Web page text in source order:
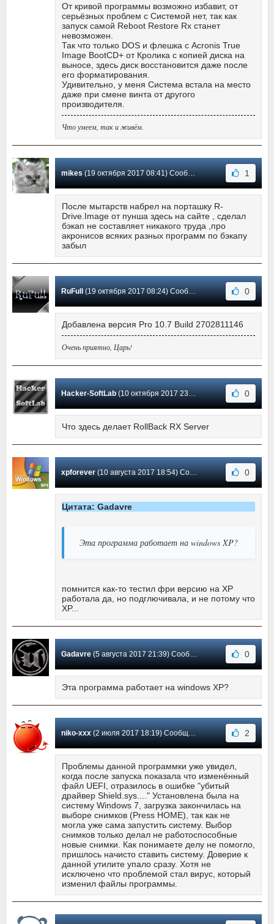
От кривой программы возможно избавит, от
серьёзных проблем с Системой нет, так как
запуск самой Reboot Restore Rx станет
невозможен.
Так что только DOS и флешка с Acronis True
Image BootCD+ от Кролика с копией диска на
выносе, здесь диск восстановится даже после
его форматирования.
Удивительно, у меня Система встала на место
даже при смене винта от другого
производителя.
Что умеем, так и живём.
mikes(19 октября 2017 08:41) Сообщение #80 1
После мытарств набрел на порташку R-
Drive.Image от пунша здесь на сайте , сделал
бэкап не составляет никакого труда ,про
акронисов всяких разных программ по бэкапу
забыл
RuFull (19 октября 2017 08:24) Сообщение #79 0
Добавлена версия Pro 10.7 Build 2702811146
Очень приятно, Царь!
Hacker-SoftLab(10 октября 2017 23:02) Сообщение #78 0
Что здесь делает RollBack RX Server
xpforever(10 августа 2017 18:54) Сообщение #77 0
Цитата: Gadavre
Эта программа работает на windows XP?
помнится как-то тестил фри версию на XP
работала да, но подглючивала, и не потому что
XP...
Gadavre(5 августа 2017 21:39) Сообщение #76 0
Эта программа работает на windows XP?
niko-xxx(2 июля 2017 18:19) Сообщение #75 2
Проблемы данной программки уже увидел,
когда после запуска показала что изменённый
файл UEFI, отразилось в ошибке "убитый
драйвер Shield.sys...." Установлена была на
систему Windows 7, загрузка закончилась на
выборе снимков (Press HOME), так как не
могла уже сама запустить систему. Выбор
снимков только делал не работоспособные
новые снимки. Как понимаете делу не помогло,
пришлось начисто ставить систему. Доверие к
данной утилите упало сразу. Хотя не
исключено что проблемой стал вирус, который
изменил файлы программы.